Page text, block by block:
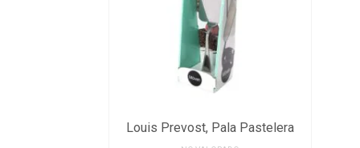
Louis Prevost, Pala Pastelera